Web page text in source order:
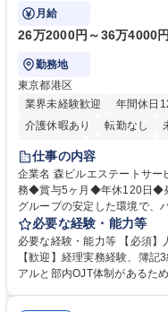
にも挑戦できる、やりがいある環境
月給
26万2000円～36万4000円
勤務地
東京都港区
業界未経験歓迎
年間休日
介護休暇あり
転勤なし
経験者歓迎
完全週休2日制
交通費支給
仕事の内容
企業名 森ビルエステートサービス株式会社 求人
務◆賞与5ヶ月◆年休120日◆残業少な
グループの安定した環境で、
をお任せします。 労務と総務
度改定などのコア業務にも挑戦
理、給与計算、社会保険手続
き、社内規定の改定や人事制
必要な経験・能力等
必要な経験・能力等 【必須
【歓迎】経理実務経験、簿
アルと部内OJT体制があるた